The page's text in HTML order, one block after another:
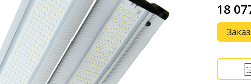
18